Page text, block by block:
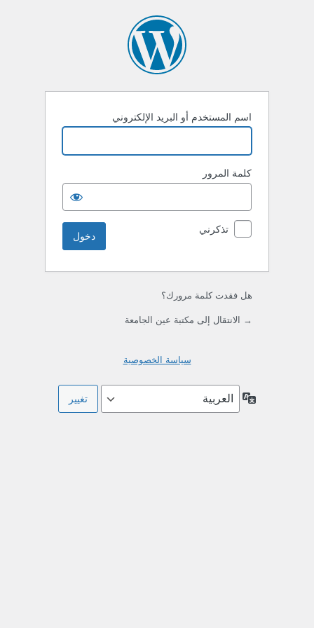
اسم المستخدم أو البريد الإلكتروني
كلمة المرور
تذكرني
هل فقدت كلمة مرورك؟
→ الانتقال إلى مكتبة عين الجامعة
سياسة الخصوصية
اللغة